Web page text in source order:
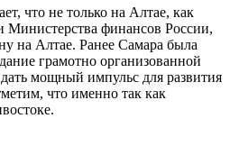
что не только на Алтае, как
Министерства финансов России,
на Алтае. Ранее Самара была
грамотно организованной
мощный импульс для развития
что именно так как